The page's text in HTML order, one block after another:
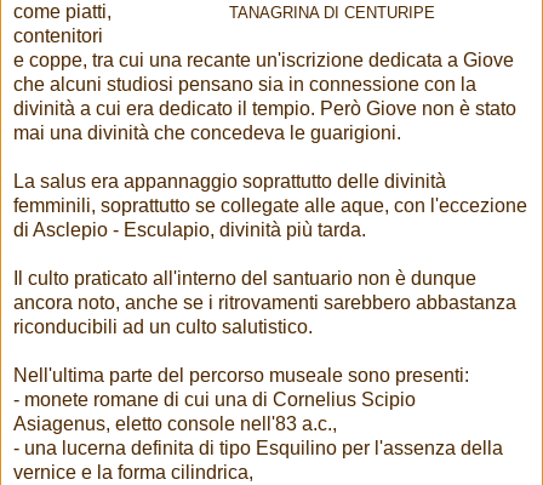
TANAGRINA DI CENTURIPE
come piatti,
contenitori
e coppe, tra cui una recante un'iscrizione dedicata a Giove
che alcuni studiosi pensano sia in connessione con la
divinità a cui era dedicato il tempio. Però Giove non è stato
mai una divinità che concedeva le guarigioni.
La salus era appannaggio soprattutto delle divinità
femminili, soprattutto se collegate alle aque, con l'eccezione
di Asclepio - Esculapio, divinità più tarda.
Il culto praticato all'interno del santuario non è dunque
ancora noto, anche se i ritrovamenti sarebbero abbastanza
riconducibili ad un culto salutistico.
Nell'ultima parte del percorso museale sono presenti:
- monete romane di cui una di Cornelius Scipio
Asiagenus, eletto console nell'83 a.c.,
- una lucerna definita di tipo Esquilino per l'assenza della
vernice e la forma cilindrica,